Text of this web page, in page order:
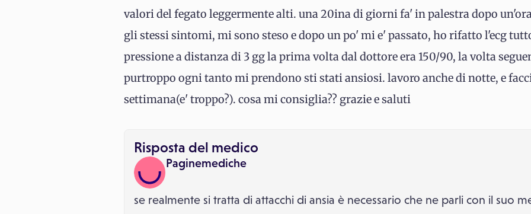
valori del fegato leggermente alti. una 20ina di giorni fa' in palestra dopo
gli stessi sintomi, mi sono steso e dopo un po' mi e' passato, ho rifatto l'ecg
pressione a distanza di 3 gg la prima volta dal dottore era 150/90, la volta
purtroppo ogni tanto mi prendono sti stati ansiosi. lavoro anche di notte, e
settimana(e' troppo?). cosa mi consiglia?? grazie e saluti
Risposta del medico
Paginemediche
se realmente si tratta di attacchi di ansia è necessario che ne parli con il suo